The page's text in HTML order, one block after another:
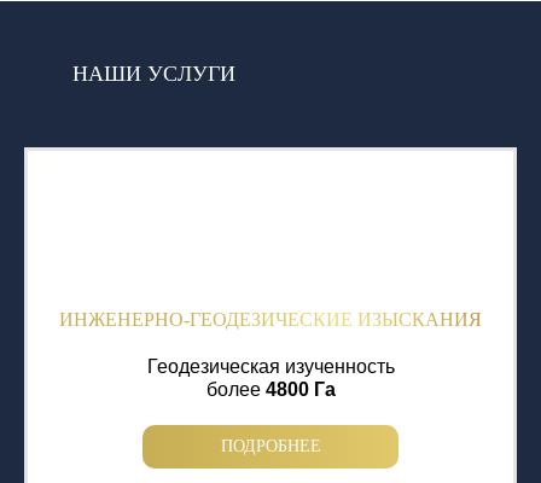
НАШИ УСЛУГИ
ИНЖЕНЕРНО-ГЕОДЕЗИЧЕСКИЕ ИЗЫСКАНИЯ
Геодезическая изученность
более 4800 Га
ПОДРОБНЕЕ